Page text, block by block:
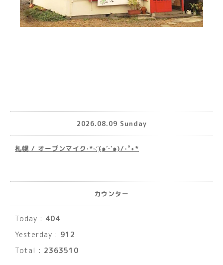
2026.08.09 Sunday
札幌 / オープンマイク·*· ҉(๑′ᵕ‵๑)/‧˚︎˖*
カウンター
Today : 404
Yesterday : 912
Total : 2363510